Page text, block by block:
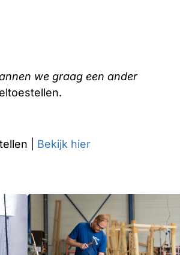
we graag een ander
| Bekijk hier